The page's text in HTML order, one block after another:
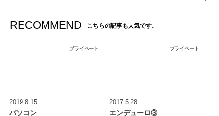
RECOMMEND こちらの記事も人気です。
プライベート
2019.8.15
パソコン
プライベート
2017.5.28
エンデューロ③